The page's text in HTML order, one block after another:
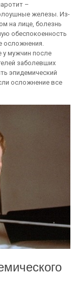
–
железы. Из-
на лице, болезнь
обеспокоенность
осложнения.
у мужчин после
заболевших
эпидемический
осложнение все